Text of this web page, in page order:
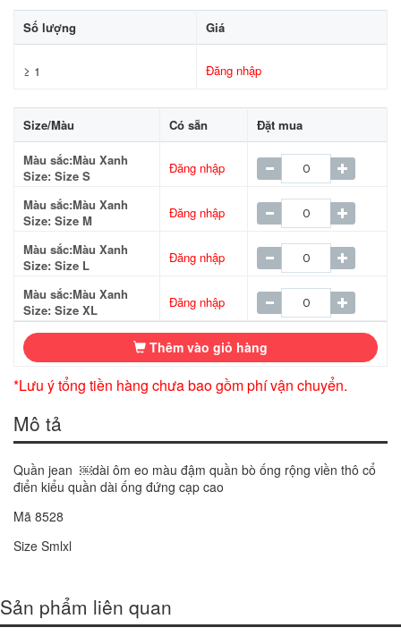
Số lượng Giá
≥ 1 Đăng nhập
Size/Màu Có sẵn Đặt mua
Màu sắc:Màu Xanh
Size: Size S
Đăng nhập
Màu sắc:Màu Xanh
Size: Size M
Đăng nhập
Màu sắc:Màu Xanh
Size: Size L
Đăng nhập
Màu sắc:Màu Xanh
Size: Size XL
Đăng nhập
Thêm vào giỏ hàng
*Lưu ý tổng tiền hàng chưa bao gồm phí vận chuyển.
Mô tả
Quần jean ￼dài ôm eo màu đậm quần bò ống rộng viền thô cổ
điển kiểu quần dài ống đứng cạp cao
Mã 8528
Size Smlxl
Sản phẩm liên quan